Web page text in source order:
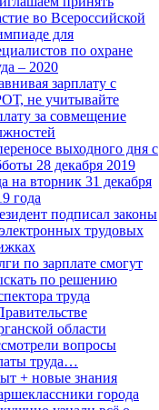
во Всероссийской
для
по охране
– 2020
зарплату с
не учитывайте
за совмещение
выходного дня с
28 декабря 2019
на вторник 31 декабря
года
подписал законы
трудовых
по зарплате смогут
по решению
труда
области
вопросы
труда…
+ новые знания
города